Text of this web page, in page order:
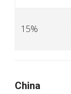
15%
China